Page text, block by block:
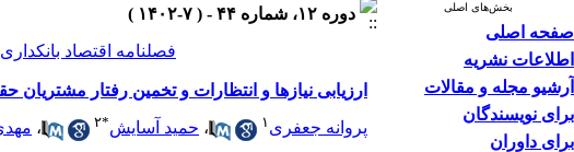
بخش‌های اصلی
صفحه اصلی
اطلاعات نشریه
آرشیو مجله و مقالات
برای نویسندگان
برای داوران
دوره ۱۲، شماره ۴۴ - ( ۷-۱۴۰۲ )
فصلنامه اقتصاد
ارزیابی نیازها و انتظارات و تخمین رفتار مشتریان
پروانه جعفری ۱ ، حمید آسایش*۲ ،